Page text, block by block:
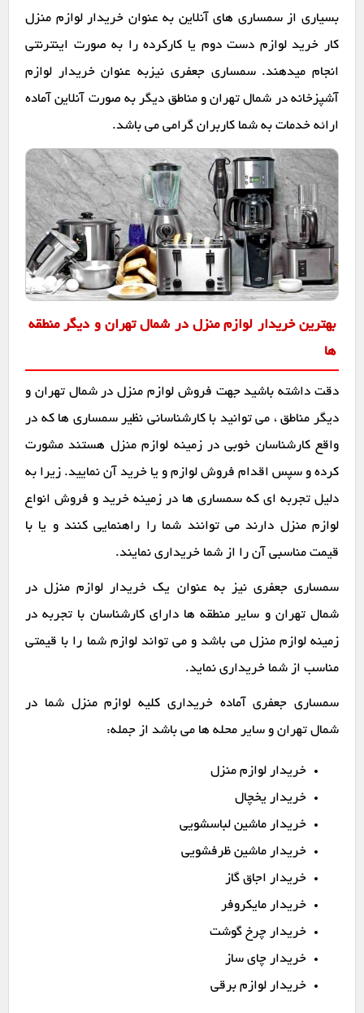
بسیاری از سمساری های آنلاین به عنوان خریدار لوازم منزل
کار خرید لوازم دست دوم یا کارکرده را به صورت اینترنتی
انجام میدهند. سمساری جعفری نیزبه عنوان خریدار لوازم
آشپزخانه در شمال تهران و مناطق دیگر به صورت آنلاین آماده
ارائه خدمات به شما کاربران گرامی می باشد.
بهترین خریدار لوازم منزل در شمال تهران و دیگر منطقه
ها
دقت داشته باشید جهت فروش لوازم منزل در شمال تهران و
دیگر مناطق ، می توانید با کارشناسانی نظیر سمساری ها که در
واقع کارشناسان خوبی در زمینه لوازم منزل هستند مشورت
کرده و سپس اقدام فروش لوازم و یا خرید آن نمایید. زیرا به
دلیل تجربه ای که سمساری ها در زمینه خرید و فروش انواع
لوازم منزل دارند می توانند شما را راهنمایی کنند و یا با
قیمت مناسبی آن را از شما خریداری نمایند.
سمساری جعفری نیز به عنوان یک خریدار لوازم منزل در
شمال تهران و سایر منطقه ها دارای کارشناسان با تجربه در
زمینه لوازم منزل می باشد و می تواند لوازم شما را با قیمتی
مناسب از شما خریداری نماید.
سمساری جعفری آماده خریداری کلیه لوازم منزل شما در
شمال تهران و سایر محله ها می باشد از جمله:
خریدار لوازم منزل
خریدار یخچال
خریدار ماشین لباسشویی
خریدار ماشین ظرفشویی
خریدار اجاق گاز
خریدار مایکروفر
خریدار چرخ گوشت
خریدار چای ساز
خریدار لوازم برقی